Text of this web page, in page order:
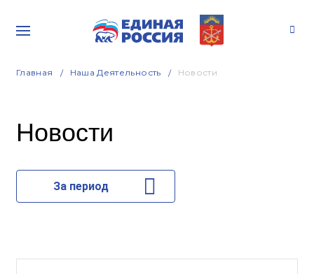
Главная Наша Деятельность Новости
Новости
За период